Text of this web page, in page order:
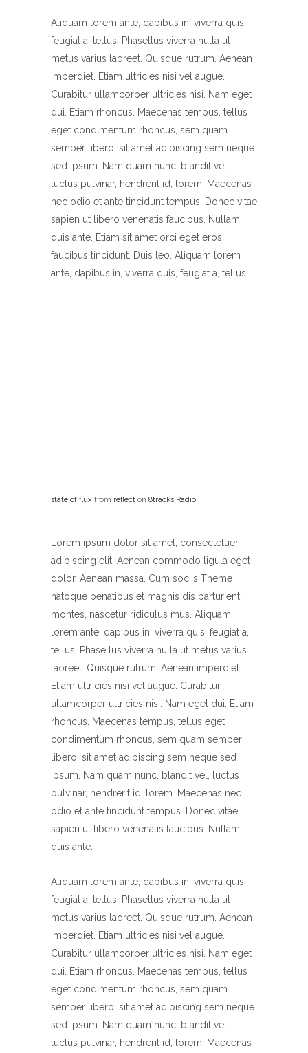
Aliquam lorem ante, dapibus in, viverra quis,
feugiat a, tellus. Phasellus viverra nulla ut
metus varius laoreet. Quisque rutrum. Aenean
imperdiet. Etiam ultricies nisi vel augue.
Curabitur ullamcorper ultricies nisi. Nam eget
dui. Etiam rhoncus. Maecenas tempus, tellus
eget condimentum rhoncus, sem quam
semper libero, sit amet adipiscing sem neque
sed ipsum. Nam quam nunc, blandit vel,
luctus pulvinar, hendrerit id, lorem. Maecenas
nec odio et ante tincidunt tempus. Donec vitae
sapien ut libero venenatis faucibus. Nullam
quis ante. Etiam sit amet orci eget eros
faucibus tincidunt. Duis leo. Aliquam lorem
ante, dapibus in, viverra quis, feugiat a, tellus.
state of flux from reflect on 8tracks Radio.
Lorem ipsum dolor sit amet, consectetuer
adipiscing elit. Aenean commodo ligula eget
dolor. Aenean massa. Cum sociis Theme
natoque penatibus et magnis dis parturient
montes, nascetur ridiculus mus. Aliquam
lorem ante, dapibus in, viverra quis, feugiat a,
tellus. Phasellus viverra nulla ut metus varius
laoreet. Quisque rutrum. Aenean imperdiet.
Etiam ultricies nisi vel augue. Curabitur
ullamcorper ultricies nisi. Nam eget dui. Etiam
rhoncus. Maecenas tempus, tellus eget
condimentum rhoncus, sem quam semper
libero, sit amet adipiscing sem neque sed
ipsum. Nam quam nunc, blandit vel, luctus
pulvinar, hendrerit id, lorem. Maecenas nec
odio et ante tincidunt tempus. Donec vitae
sapien ut libero venenatis faucibus. Nullam
quis ante.
Aliquam lorem ante, dapibus in, viverra quis,
feugiat a, tellus. Phasellus viverra nulla ut
metus varius laoreet. Quisque rutrum. Aenean
imperdiet. Etiam ultricies nisi vel augue.
Curabitur ullamcorper ultricies nisi. Nam eget
dui. Etiam rhoncus. Maecenas tempus, tellus
eget condimentum rhoncus, sem quam
semper libero, sit amet adipiscing sem neque
sed ipsum. Nam quam nunc, blandit vel,
luctus pulvinar, hendrerit id, lorem. Maecenas